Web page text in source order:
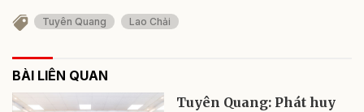
Tuyên Quang Lao Chải
BÀI LIÊN QUAN
Tuyên Quang: Phát huy